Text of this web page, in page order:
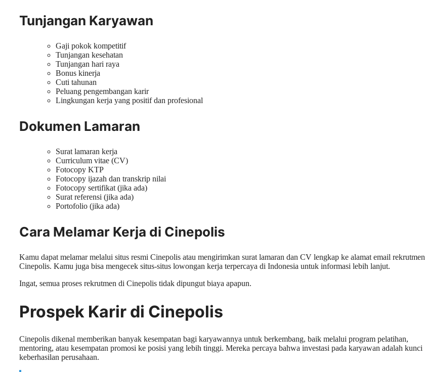
Tunjangan Karyawan
Gaji pokok kompetitif
Tunjangan kesehatan
Tunjangan hari raya
Bonus kinerja
Cuti tahunan
Peluang pengembangan karir
Lingkungan kerja yang positif dan profesional
Dokumen Lamaran
Surat lamaran kerja
Curriculum vitae (CV)
Fotocopy KTP
Fotocopy ijazah dan transkrip nilai
Fotocopy sertifikat (jika ada)
Surat referensi (jika ada)
Portofolio (jika ada)
Cara Melamar Kerja di Cinepolis
Kamu dapat melamar melalui situs resmi Cinepolis atau mengirimkan surat lamaran dan CV lengkap ke alamat email rekrutmen
Cinepolis. Kamu juga bisa mengecek situs-situs lowongan kerja terpercaya di Indonesia untuk informasi lebih lanjut.
Ingat, semua proses rekrutmen di Cinepolis tidak dipungut biaya apapun.
Prospek Karir di Cinepolis
Cinepolis dikenal memberikan banyak kesempatan bagi karyawannya untuk berkembang, baik melalui program pelatihan,
mentoring, atau kesempatan promosi ke posisi yang lebih tinggi. Mereka percaya bahwa investasi pada karyawan adalah kunci
keberhasilan perusahaan.